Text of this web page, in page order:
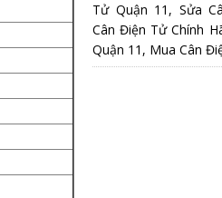
Tử Quận 11, Sửa
Cân Điện Tử Chính
Quận 11, Mua Cân